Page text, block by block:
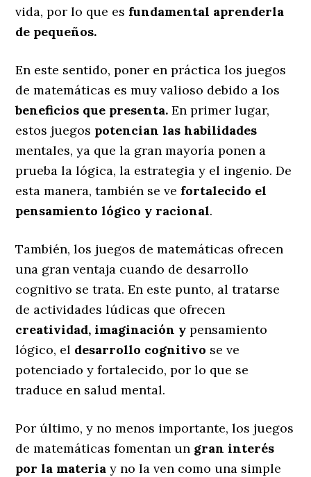
vida, por lo que es fundamental aprenderla
de pequeños.
En este sentido, poner en práctica los juegos
de matemáticas es muy valioso debido a los
beneficios que presenta. En primer lugar,
estos juegos potencian las habilidades
mentales, ya que la gran mayoría ponen a
prueba la lógica, la estrategia y el ingenio. De
esta manera, también se ve fortalecido el
pensamiento lógico y racional.
También, los juegos de matemáticas ofrecen
una gran ventaja cuando de desarrollo
cognitivo se trata. En este punto, al tratarse
de actividades lúdicas que ofrecen
creatividad, imaginación y pensamiento
lógico, el desarrollo cognitivo se ve
potenciado y fortalecido, por lo que se
traduce en salud mental.
Por último, y no menos importante, los juegos
de matemáticas fomentan un gran interés
por la materia y no la ven como una simple